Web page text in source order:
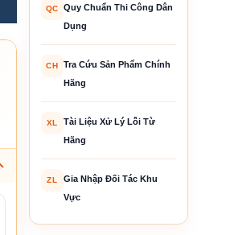
QC
Quy Chuẩn Thi Công Dân
Dụng
CH
Tra Cứu Sản Phẩm Chính
Hãng
XL
Tài Liệu Xử Lý Lỗi Từ
Hãng
ZL
Gia Nhập Đối Tác Khu
Vực